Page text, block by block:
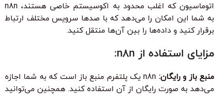
اتوماسیون که اغلب محدود به اکوسیستم خاصی هستند، n8n
به شما این امکان را می‌دهد که با صدها سرویس مختلف ارتباط
برقرار کنید و داده‌ها را بین آن‌ها منتقل کنید.
مزایای استفاده از n8n:
منبع باز و رایگان:
n8n یک پلتفرم منبع باز است که به شما اجازه
می‌دهد به صورت رایگان از آن استفاده کنید. همچنین می‌توانید